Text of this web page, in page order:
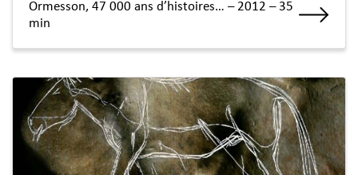
Ormesson, 47 000 ans d’histoires… – 2012 – 35
min